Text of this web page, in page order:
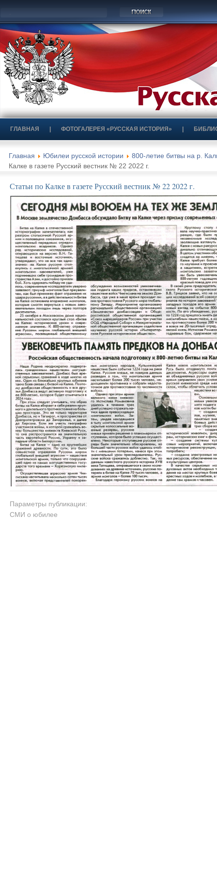
ГЛАВНАЯ ФОТОГАЛЕРЕЯ «РУССКАЯ ИСТОРИЯ»
Главная Юбилеи русской истории
800-летие битвы на р.
Калке в газете Русский вестник № 22 2022 г.
Статьи по Калке в газете Русский вестник № 22 2022 г.
Параметры публикации:
СМИ о юбилее